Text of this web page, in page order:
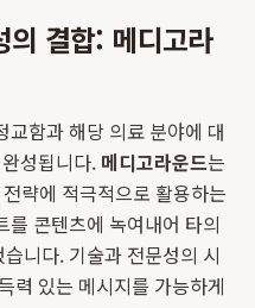
의 결합: 메디고라
함과 해당 의료 분야에 대
성됩니다. 메디고라운드는
략에 적극적으로 활용하는
를 콘텐츠에 녹여내어 타의
니다. 기술과 전문성의 시
력 있는 메시지를 가능하게